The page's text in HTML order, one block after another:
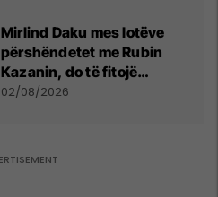
Mirlind Daku mes lotëve
përshëndetet me Rubin
Kazanin, do të fitojë
miliona te Spartak Moska
02/08/2026